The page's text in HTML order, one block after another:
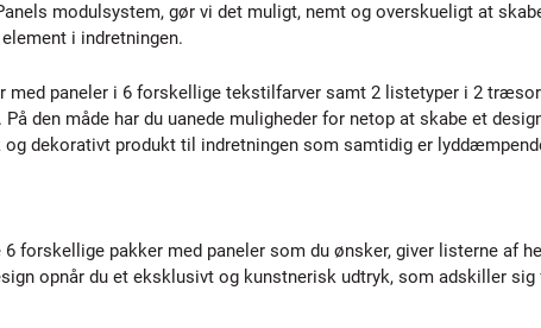
modulsystem, gør vi det muligt, nemt og overskueligt at
i indretningen.
paneler i 6 forskellige tekstilfarver samt 2 listetyper i 2
den måde har du uanede muligheder for netop at skabe et
dekorativt produkt til indretningen som samtidig er
forskellige pakker med paneler som du ønsker, giver listerne af
opnår du et eksklusivt og kunstnerisk udtryk, som adskiller sig